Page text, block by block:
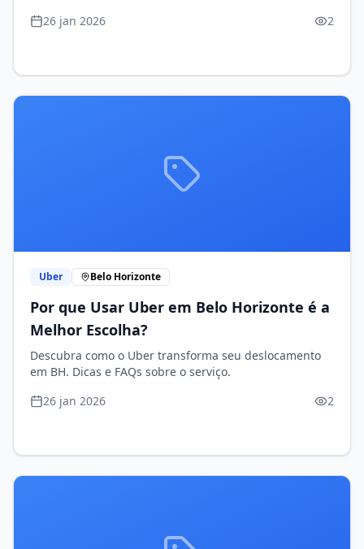
26 jan 2026
2
Uber Belo Horizonte
Por que Usar Uber em Belo Horizonte é a
Melhor Escolha?
Descubra como o Uber transforma seu deslocamento
em BH. Dicas e FAQs sobre o serviço.
26 jan 2026
2